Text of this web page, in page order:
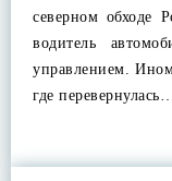
северном обходе
водитель
управлением.
где